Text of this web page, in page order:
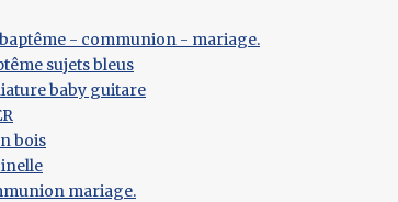
- communion - mariage.
sujets bleus
baby guitare
bois
mariage.